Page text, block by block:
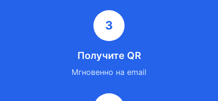
3
Получите QR
Мгновенно на email